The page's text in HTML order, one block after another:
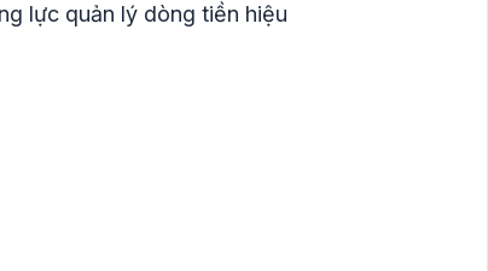
lực quản lý dòng tiền hiệu